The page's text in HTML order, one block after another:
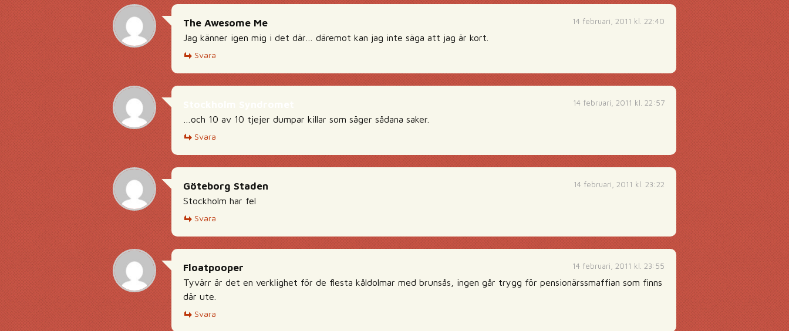
14 februari, 2011 kl. 22:40
The Awesome Me
Jag känner igen mig i det där… däremot kan jag inte säga att jag är kort.
Svara
14 februari, 2011 kl. 22:57
…och 10 av 10 tjejer dumpar killar som säger sådana saker.
Svara
14 februari, 2011 kl. 23:22
Göteborg Staden
Stockholm har fel
Svara
14 februari, 2011 kl. 23:55
Floatpooper
Tyvärr är det en verklighet för de flesta kåldolmar med brunsås, ingen går trygg för pensionärssmaffian som finns
där ute.
Svara